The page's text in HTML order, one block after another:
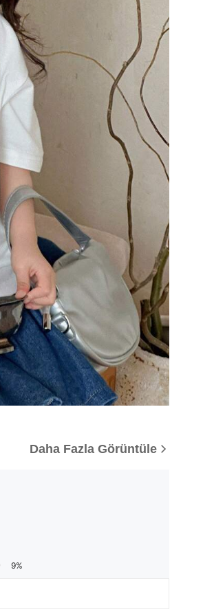
Daha Fazla Görüntüle
9%